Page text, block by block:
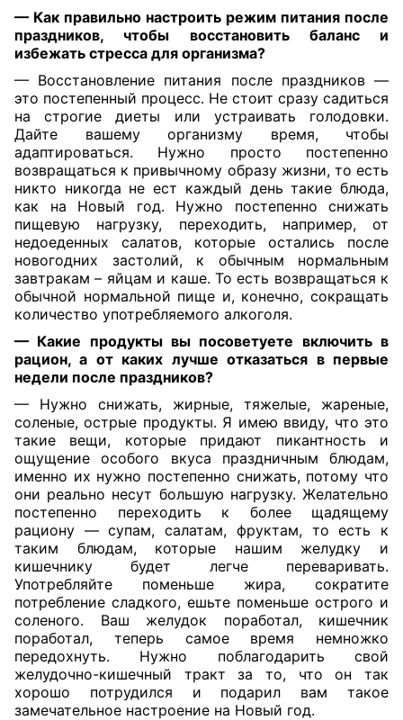
— ⁠Как правильно настроить режим питания после
праздников, чтобы восстановить баланс и
избежать стресса для организма?
— Восстановление питания после праздников —
это постепенный процесс. Не стоит сразу садиться
на строгие диеты или устраивать голодовки.
Дайте вашему организму время, чтобы
адаптироваться. Нужно просто постепенно
возвращаться к привычному образу жизни, то есть
никто никогда не ест каждый день такие блюда,
как на Новый год. Нужно постепенно снижать
пищевую нагрузку, переходить, например, от
недоеденных салатов, которые остались после
новогодних застолий, к обычным нормальным
завтракам – яйцам и каше. То есть возвращаться к
обычной нормальной пище и, конечно, сокращать
количество употребляемого алкоголя.
— ⁠Какие продукты вы посоветуете включить в
рацион, а от каких лучше отказаться в первые
недели после праздников?
— Нужно снижать, жирные, тяжелые, жареные,
соленые, острые продукты. Я имею ввиду, что это
такие вещи, которые придают пикантность и
ощущение особого вкуса праздничным блюдам,
именно их нужно постепенно снижать, потому что
они реально несут большую нагрузку. Желательно
постепенно переходить к более щадящему
рациону — супам, салатам, фруктам, то есть к
таким блюдам, которые нашим желудку и
кишечнику будет легче переваривать.
Употребляйте поменьше жира, сократите
потребление сладкого, ешьте поменьше острого и
соленого. Ваш желудок поработал, кишечник
поработал, теперь самое время немножко
передохнуть. Нужно поблагодарить свой
желудочно-кишечный тракт за то, что он так
хорошо потрудился и подарил вам такое
замечательное настроение на Новый год.